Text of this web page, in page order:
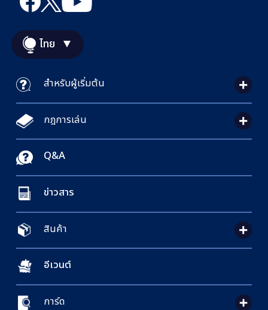
ไทย
สำหรับผู้เริ่มต้น
กฎการเล่น
Q&A
ข่าวสาร
สินค้า
อีเวนต์
การ์ด